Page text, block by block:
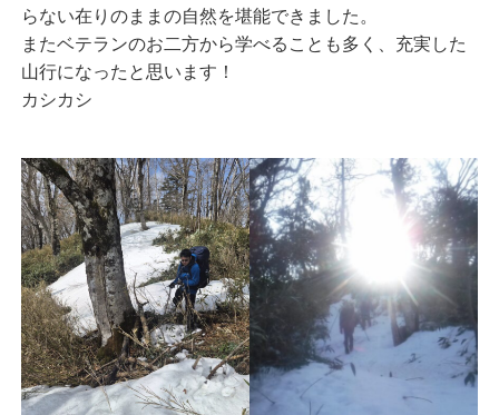
らない在りのままの自然を堪能できました。
またベテランのお二方から学べることも多く、充実した
山行になったと思います！
カシカシ